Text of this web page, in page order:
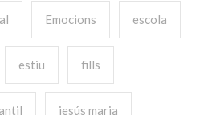
Emocions escola
estiu fills
jesús maria